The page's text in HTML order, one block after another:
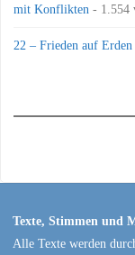
mit Konflikten - 1.554
22 – Frieden auf Erden
Texte, Stimmen und
Alle Texte werden